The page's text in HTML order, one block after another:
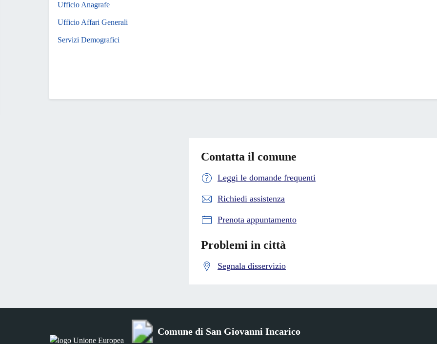
Ufficio Anagrafe
Ufficio Affari Generali
Servizi Demografici
Contatta il comune
Leggi le domande frequenti
Richiedi assistenza
Prenota appuntamento
Problemi in città
Segnala disservizio
Comune di San Giovanni Incarico